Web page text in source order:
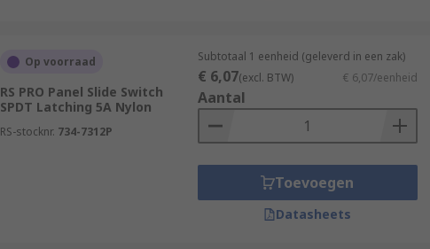
Op voorraad
RS PRO Panel Slide Switch
SPDT Latching 5A Nylon
RS-stocknr. 734-7312P
Subtotaal 1 eenheid (geleverd in een zak)
€ 6,07(excl. BTW) € 6,07/eenheid
Aantal
Toevoegen
Datasheets